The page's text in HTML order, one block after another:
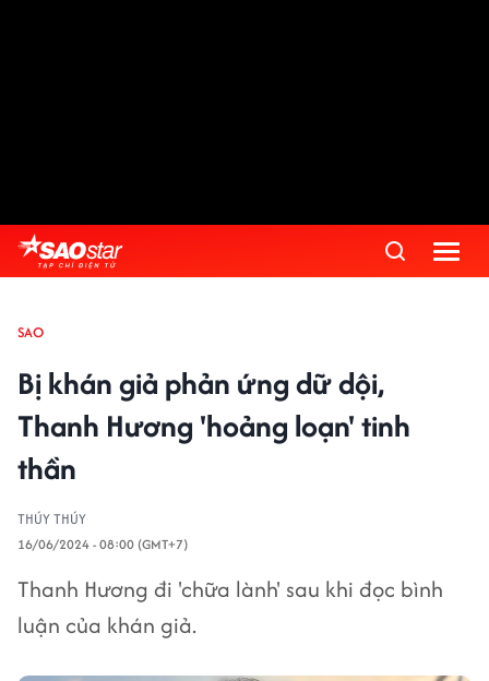
SAO
Bị khán giả phản ứng dữ dội,
Thanh Hương 'hoảng loạn' tinh
thần
THÚY THÚY
16/06/2024 - 08:00 (GMT+7)
Thanh Hương đi 'chữa lành' sau khi đọc bình
luận của khán giả.